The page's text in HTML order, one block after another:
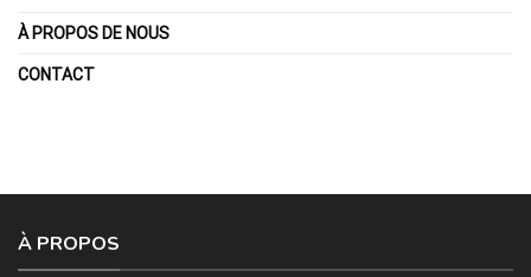
À PROPOS DE NOUS
CONTACT
À PROPOS